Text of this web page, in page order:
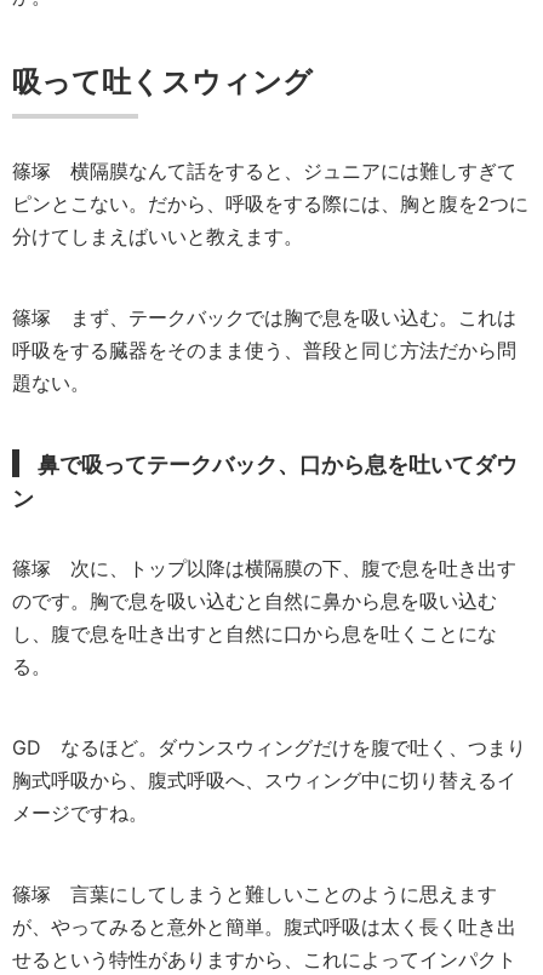
吸って吐くスウィング
篠塚 横隔膜なんて話をすると、ジュニアには難しすぎて
ピンとこない。だから、呼吸をする際には、胸と腹を2つに
分けてしまえばいいと教えます。
篠塚 まず、テークバックでは胸で息を吸い込む。これは
呼吸をする臓器をそのまま使う、普段と同じ方法だから問
題ない。
鼻で吸ってテークバック、口から息を吐いてダウ
ン
篠塚 次に、トップ以降は横隔膜の下、腹で息を吐き出す
のです。胸で息を吸い込むと自然に鼻から息を吸い込む
し、腹で息を吐き出すと自然に口から息を吐くことにな
る。
GD なるほど。ダウンスウィングだけを腹で吐く、つまり
胸式呼吸から、腹式呼吸へ、スウィング中に切り替えるイ
メージですね。
篠塚 言葉にしてしまうと難しいことのように思えます
が、やってみると意外と簡単。腹式呼吸は太く長く吐き出
せるという特性がありますから、これによってインパクト